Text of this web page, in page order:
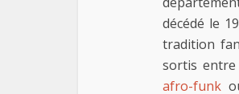
décédé le
tradition
sortis
afro-funk